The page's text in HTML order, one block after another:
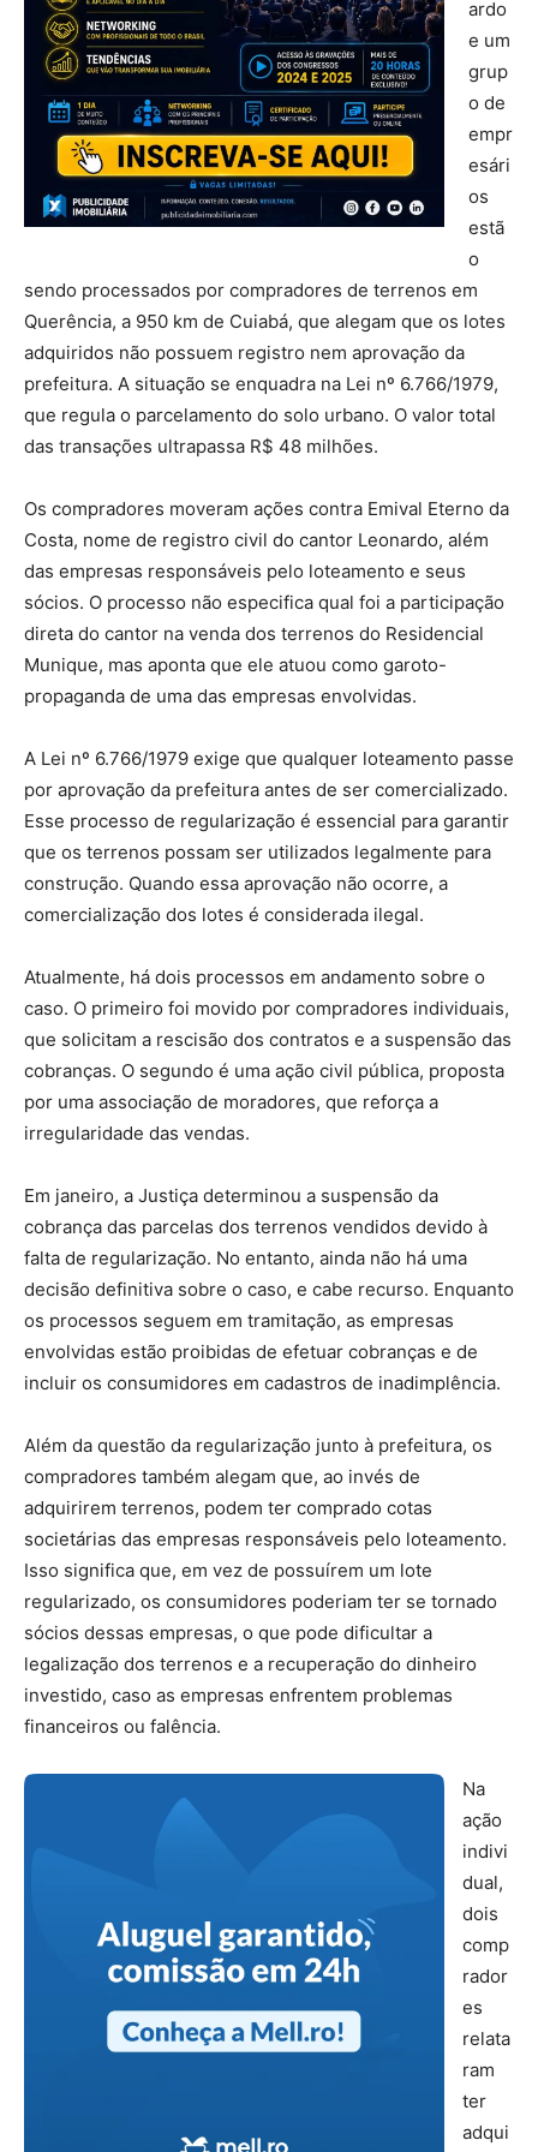
ardo
e um
grup
o de
empr
esári
os
estã
o
sendo processados por compradores de terrenos em
Querência, a 950 km de Cuiabá, que alegam que os lotes
adquiridos não possuem registro nem aprovação da
prefeitura. A situação se enquadra na Lei nº 6.766/1979,
que regula o parcelamento do solo urbano. O valor total
das transações ultrapassa R$ 48 milhões.
Os compradores moveram ações contra Emival Eterno da
Costa, nome de registro civil do cantor Leonardo, além
das empresas responsáveis pelo loteamento e seus
sócios. O processo não especifica qual foi a participação
direta do cantor na venda dos terrenos do Residencial
Munique, mas aponta que ele atuou como garoto-
propaganda de uma das empresas envolvidas.
A Lei nº 6.766/1979 exige que qualquer loteamento passe
por aprovação da prefeitura antes de ser comercializado.
Esse processo de regularização é essencial para garantir
que os terrenos possam ser utilizados legalmente para
construção. Quando essa aprovação não ocorre, a
comercialização dos lotes é considerada ilegal.
Atualmente, há dois processos em andamento sobre o
caso. O primeiro foi movido por compradores individuais,
que solicitam a rescisão dos contratos e a suspensão das
cobranças. O segundo é uma ação civil pública, proposta
por uma associação de moradores, que reforça a
irregularidade das vendas.
Em janeiro, a Justiça determinou a suspensão da
cobrança das parcelas dos terrenos vendidos devido à
falta de regularização. No entanto, ainda não há uma
decisão definitiva sobre o caso, e cabe recurso. Enquanto
os processos seguem em tramitação, as empresas
envolvidas estão proibidas de efetuar cobranças e de
incluir os consumidores em cadastros de inadimplência.
Além da questão da regularização junto à prefeitura, os
compradores também alegam que, ao invés de
adquirirem terrenos, podem ter comprado cotas
societárias das empresas responsáveis pelo loteamento.
Isso significa que, em vez de possuírem um lote
regularizado, os consumidores poderiam ter se tornado
sócios dessas empresas, o que pode dificultar a
legalização dos terrenos e a recuperação do dinheiro
investido, caso as empresas enfrentem problemas
financeiros ou falência.
Na
ação
indivi
dual,
dois
comp
rador
es
relata
ram
ter
adqui